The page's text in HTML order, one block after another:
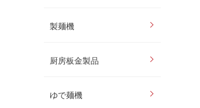
製麺機
厨房板金製品
ゆで麺機